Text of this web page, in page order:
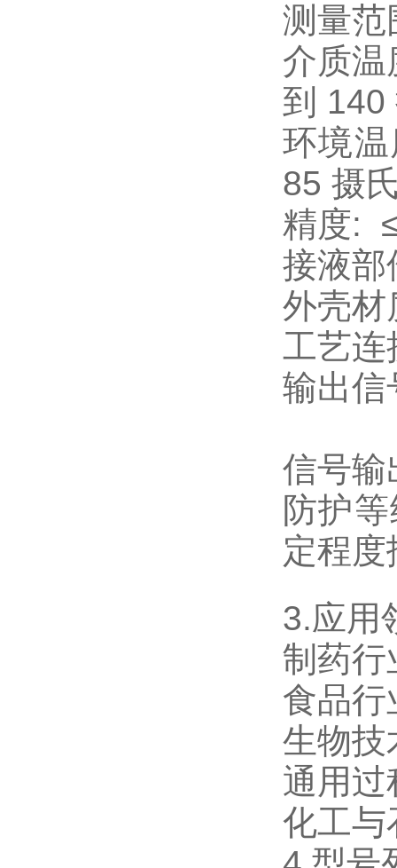
测量
介质
到 140
环境
85 摄
精度:
接液部
外壳材
工艺连
输出
信号输
防护
定程
3.应用
制药行
食品行
生物技
通用过
化工与